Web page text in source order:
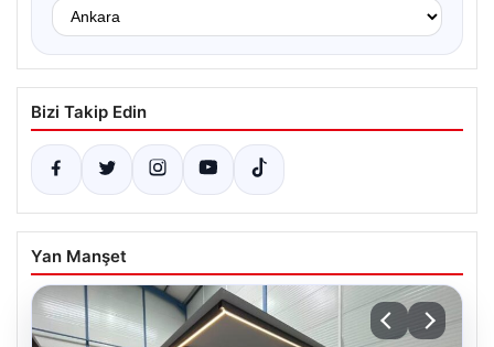
Bizi Takip Edin
Yan Manşet